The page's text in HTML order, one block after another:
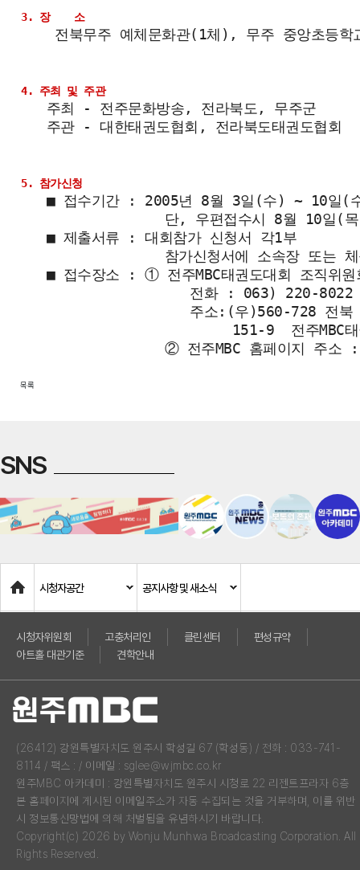
3. 장    소
4. 주최 및 주관
   주최 - 전주문화방송, 전라북도, 무주군
5. 참가신청
■ 접수기간 : 2005년 8월 3일(수) ~ 10일(
단, 우편접수시 8월 10일(
   ■ 제출서류 : 대회참가 신청서 각1부
참가신청서에 소속장 또는 체
■ 접수장소 : ① 전주MBC태권도대회 조직위원
전화 : 063) 220-
주소:(우)560-728 전북
151-9  전주MBC
목록
SNS
Home
시청자공간 공지사항 및 새소식
시청자위원회 고충처리인 클린센터
편성규약
아트홀 대관기준
견학안내
(26412) 강원특별자치도 원주시 학성길 67 (학성동) / 전화 : 033-741-
8114 / 팩스 : / 이메일 : sglee@wjmbc.co.kr
원주MBC 아카데미 : 강원특별자치도 원주시 시청로 22 리젠트프라자 6층
본 홈페이지에 게시된 이메일주소가 자동 수집되는 것을 거부하며, 이를 위반
시 정보통신망법에 의해 처벌됨을 유념하시기 바랍니다.
Copyright(c) 2026 by Wonju Munhwa Broadcasting Corporation. All
Rights Reserved.